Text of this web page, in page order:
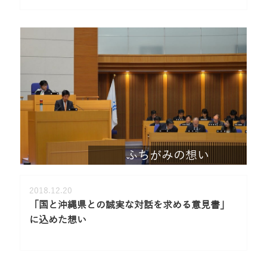
ふちがみの想い
2018.12.20
「国と沖縄県との誠実な対話を求める意見書」
に込めた想い